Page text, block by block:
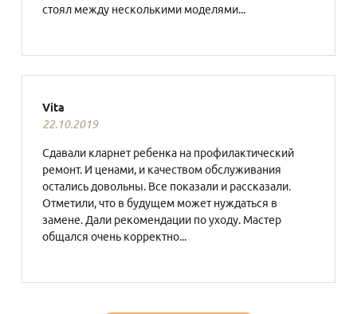
стоял между несколькими моделями...
Vita
22.10.2019
Сдавали кларнет ребенка на профилактический
ремонт. И ценами, и качеством обслуживания
остались довольны. Все показали и рассказали.
Отметили, что в будущем может нуждаться в
замене. Дали рекомендации по уходу. Мастер
общался очень корректно...